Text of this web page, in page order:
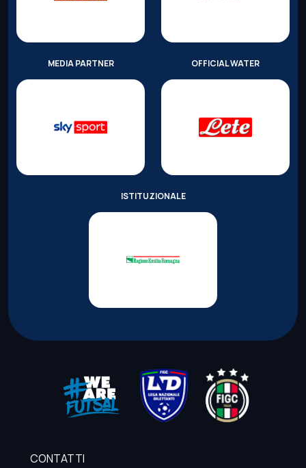
MEDIA PARTNER OFFICIAL WATER
ISTITUZIONALE
CONTATTI